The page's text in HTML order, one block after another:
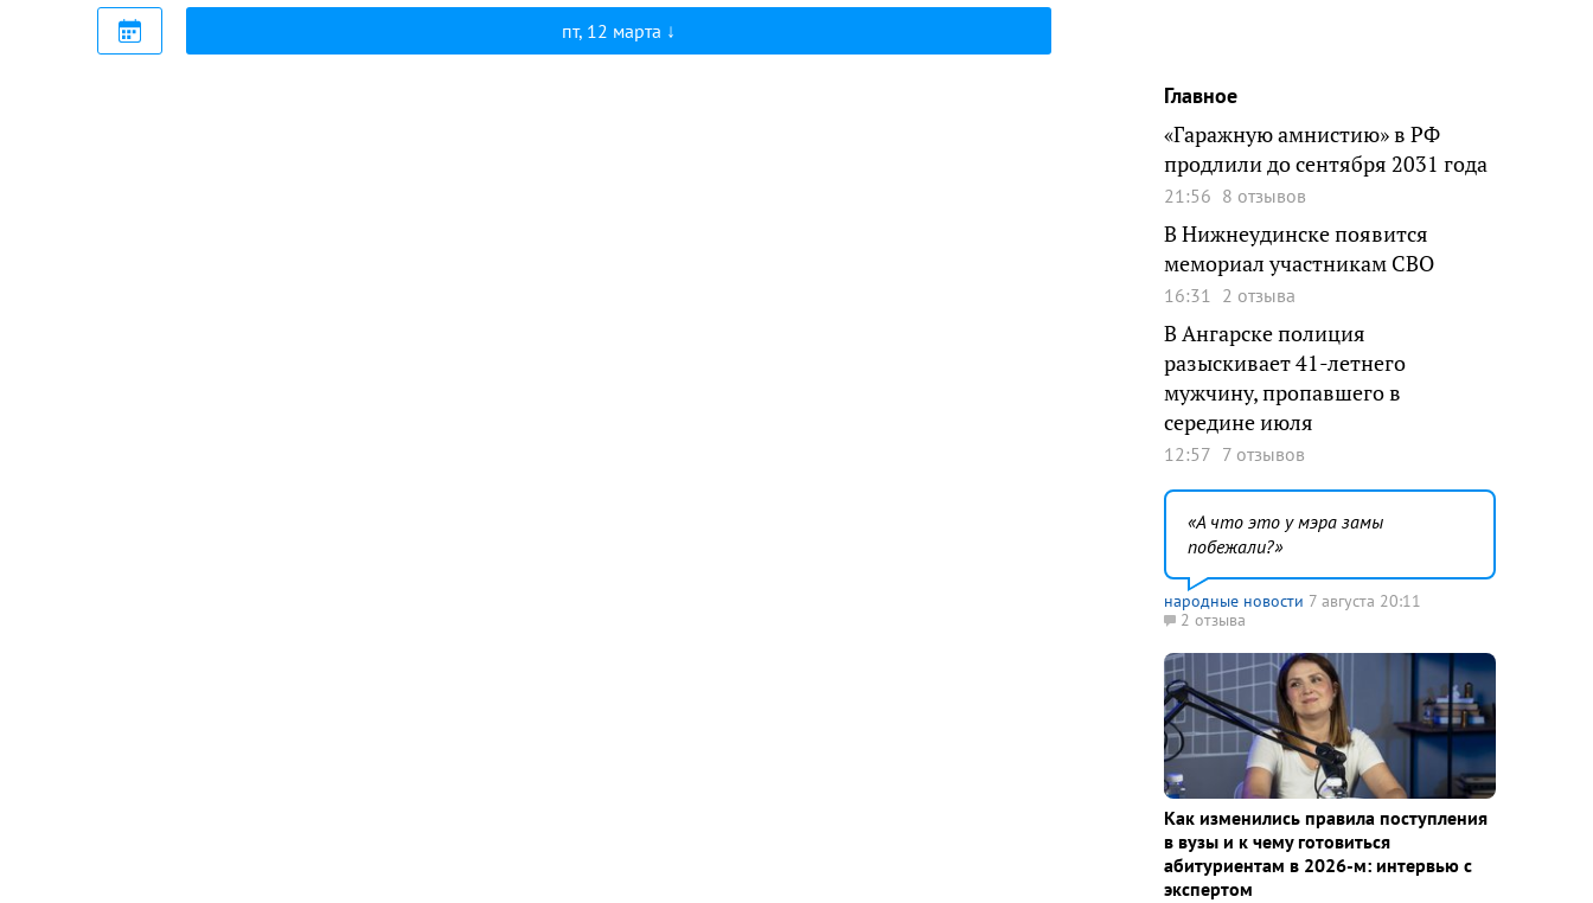
пт, 12 марта
Главное
«Гаражную амнистию» в РФ
продлили до сентября 2031 года
21:56 8 отзывов
В Нижнеудинске появится
мемориал участникам СВО
16:31 2 отзыва
В Ангарске полиция
разыскивает 41-летнего
мужчину, пропавшего в
середине июля
12:57 7 отзывов
А что это у мэра замы
побежали?
народные новости 7 августа 20:11
2 отзыва
Как изменились правила поступления
в вузы и к чему готовиться
абитуриентам в 2026-м: интервью с
экспертом